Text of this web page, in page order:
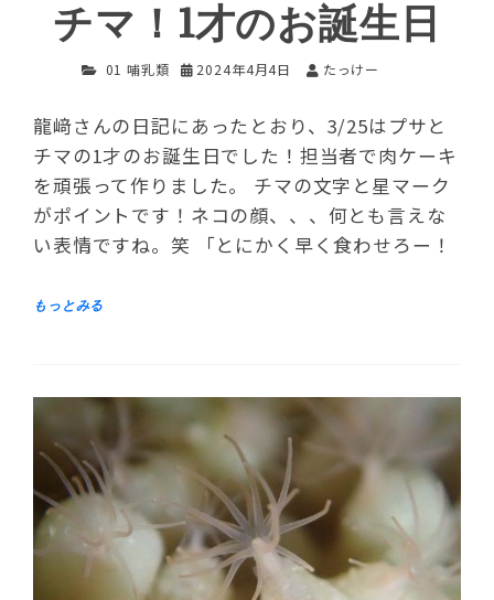
チマ！1才のお誕生日
01 哺乳類 2024年4月4日 たっけー
龍﨑さんの日記にあったとおり、3/25はプサと
チマの1才のお誕生日でした！担当者で肉ケーキ
を頑張って作りました。 チマの文字と星マーク
がポイントです！ネコの顔、、、何とも言えな
い表情ですね。笑 「とにかく早く食わせろー！